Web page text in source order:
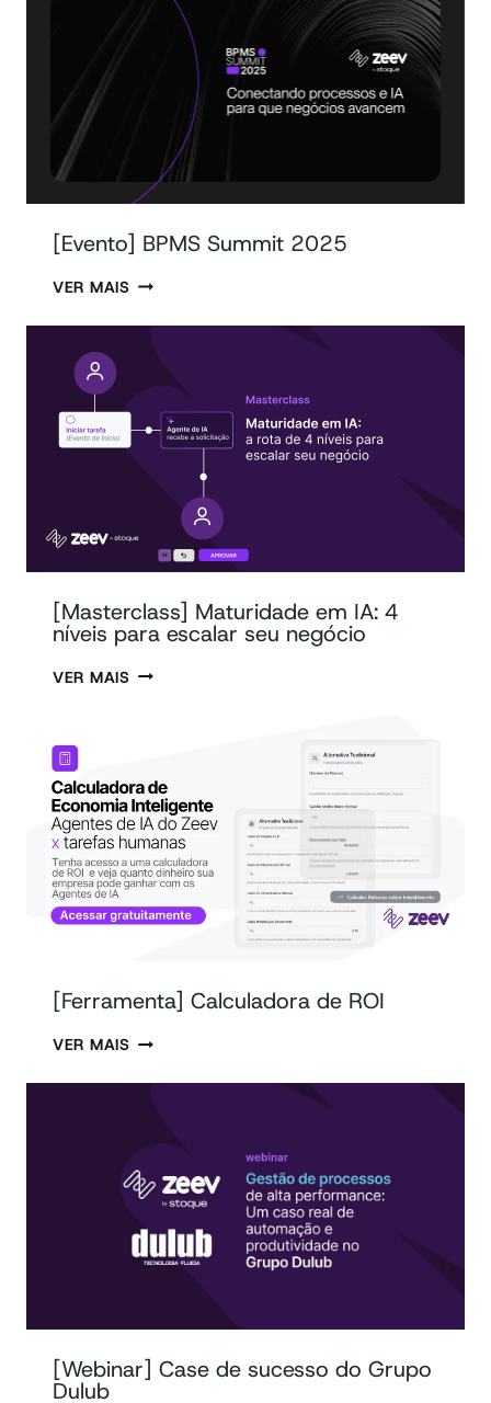
[Evento] BPMS Summit 2025
VER MAIS
[Masterclass] Maturidade em IA: 4
níveis para escalar seu negócio
VER MAIS
[Ferramenta] Calculadora de ROI
VER MAIS
[Webinar] Case de sucesso do Grupo
Dulub